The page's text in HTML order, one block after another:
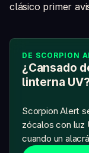
clásico primer
DE SCORPION
¿Cansado
linterna UV?
Scorpion Alert
zócalos con luz
cuando un